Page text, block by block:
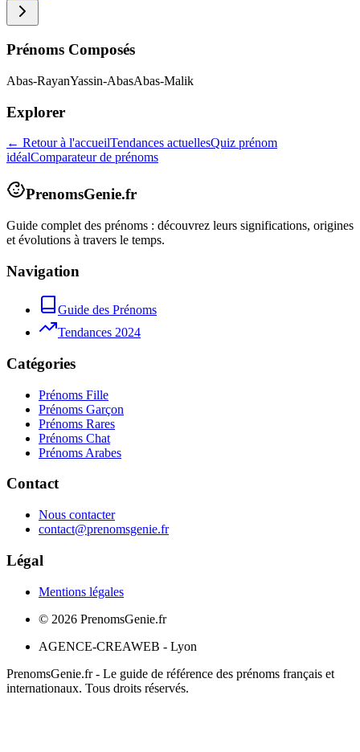
Prénoms Composés
Abas-RayanYassin-AbasAbas-Malik
Explorer
← Retour à l'accueilTendances actuellesQuiz prénom
idéalComparateur de prénoms
PrenomsGenie.fr
Guide complet des prénoms : découvrez leurs significations, origines
et évolutions à travers le temps.
Navigation
Guide des Prénoms
Tendances 2024
Catégories
Prénoms Fille
Prénoms Garçon
Prénoms Rares
Prénoms Chat
Prénoms Arabes
Contact
Nous contacter
contact@prenomsgenie.fr
Légal
Mentions légales
© 2026 PrenomsGenie.fr
AGENCE-CREAWEB - Lyon
PrenomsGenie.fr - Le guide de référence des prénoms français et
internationaux. Tous droits réservés.